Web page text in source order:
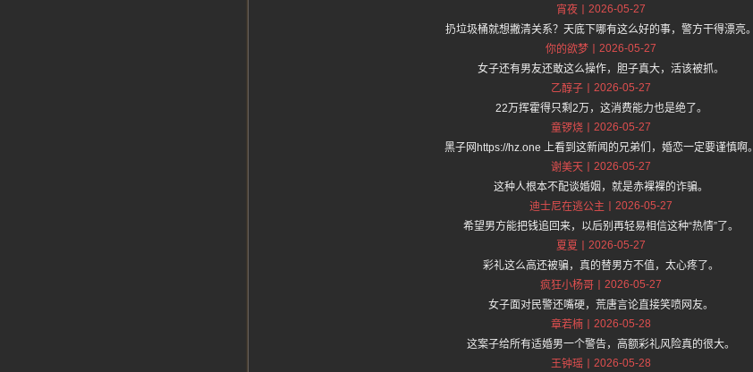
宵夜
2026-05-27
扔垃圾桶就想撇清关系？天底下哪有这么好的事，警方干得漂亮。
你的欲梦
2026-05-27
女子还有男友还敢这么操作，胆子真大，活该被抓。
乙醇子
2026-05-27
22万挥霍得只剩2万，这消费能力也是绝了。
童锣烧
2026-05-27
黑子网https://hz.one 上看到这新闻的兄弟们，婚恋一定要谨慎啊。
谢美天
2026-05-27
这种人根本不配谈婚姻，就是赤裸裸的诈骗。
迪士尼在逃公主
2026-05-27
希望男方能把钱追回来，以后别再轻易相信这种“热情”了。
夏夏
2026-05-27
彩礼这么高还被骗，真的替男方不值，太心疼了。
疯狂小杨哥
2026-05-27
女子面对民警还嘴硬，荒唐言论直接笑喷网友。
章若楠
2026-05-28
这案子给所有适婚男一个警告，高额彩礼风险真的很大。
王钟瑶
2026-05-28